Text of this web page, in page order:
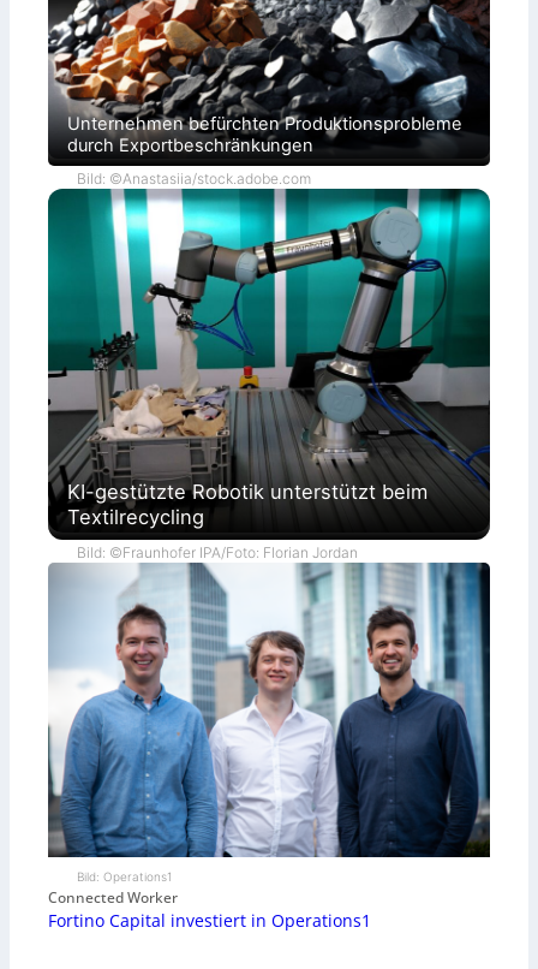
Unternehmen befürchten Produktionsprobleme
durch Exportbeschränkungen
Bild: ©Anastasiia/stock.adobe.com
KI-gestützte Robotik unterstützt beim
Textilrecycling
Bild: ©Fraunhofer IPA/Foto: Florian Jordan
Bild: Operations1
Connected Worker
Fortino Capital investiert in Operations1